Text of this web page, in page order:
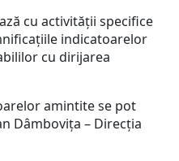
cu activităţii specifice
indicatoarelor
cu dirijarea
amintite se pot
Dâmboviţa – Direcţia